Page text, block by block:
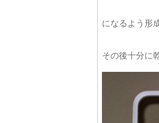
になるよう形
その後十分に